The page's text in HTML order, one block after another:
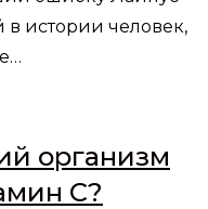
истории человек,
организм
С?